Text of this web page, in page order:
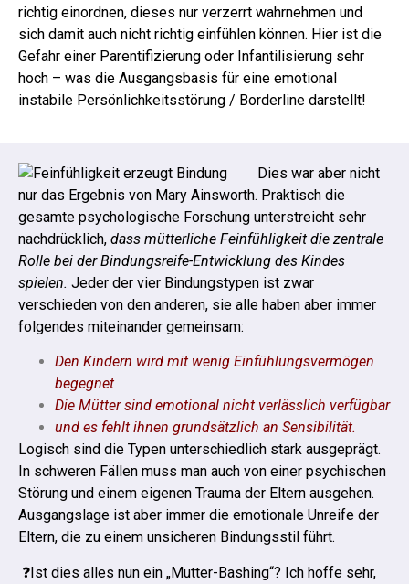
richtig einordnen, dieses nur verzerrt wahrnehmen und
sich damit auch nicht richtig einfühlen können. Hier ist die
Gefahr einer Parentifizierung oder Infantilisierung sehr
hoch – was die Ausgangsbasis für eine emotional
instabile Persönlichkeitsstörung / Borderline darstellt!
Dies war aber nicht
nur das Ergebnis von Mary Ainsworth. Praktisch die
gesamte psychologische Forschung unterstreicht sehr
nachdrücklich, dass mütterliche Feinfühligkeit die zentrale
Rolle bei der Bindungsreife-Entwicklung des Kindes
spielen. Jeder der vier Bindungstypen ist zwar
verschieden von den anderen, sie alle haben aber immer
folgendes miteinander gemeinsam:
Den Kindern wird mit wenig Einfühlungsvermögen
begegnet
Die Mütter sind emotional nicht verlässlich verfügbar
und es fehlt ihnen grundsätzlich an Sensibilität.
Logisch sind die Typen unterschiedlich stark ausgeprägt.
In schweren Fällen muss man auch von einer psychischen
Störung und einem eigenen Trauma der Eltern ausgehen.
Ausgangslage ist aber immer die emotionale Unreife der
Eltern, die zu einem unsicheren Bindungsstil führt.
❓Ist dies alles nun ein „Mutter-Bashing“? Ich hoffe sehr,